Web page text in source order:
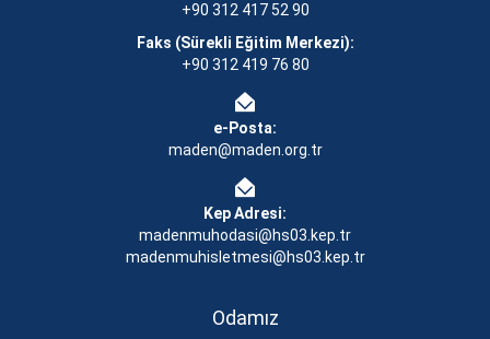
+90 312 417 52 90
Faks (Sürekli Eğitim Merkezi):
+90 312 419 76 80
e-Posta:
maden@maden.org.tr
Kep Adresi:
madenmuhodasi@hs03.kep.tr
madenmuhisletmesi@hs03.kep.tr
Odamız